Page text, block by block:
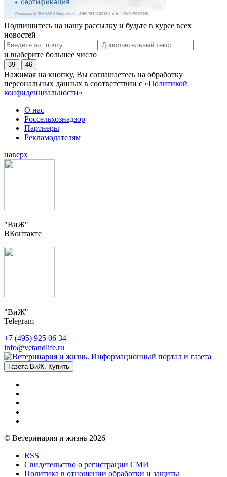
Подпишитесь на нашу рассылку и будьте в курсе всех
новостей
и выберите большее число
39 46
Нажимая на кнопку, Вы соглашаетесь на обработку
персональных данных в соответствии с «Политикой
конфиденциальности»
О нас
Россельхознадзор
Партнеры
Рекламодателям
наверх
"ВиЖ"
ВКонтакте
"ВиЖ"
Telegram
+7 (495) 925 06 34
info@vetandlife.ru
Газета ВиЖ. Купить
© Ветеринария и жизнь 2026
RSS
Свидетельство о регистрации СМИ
Политика в отношении обработки и защиты